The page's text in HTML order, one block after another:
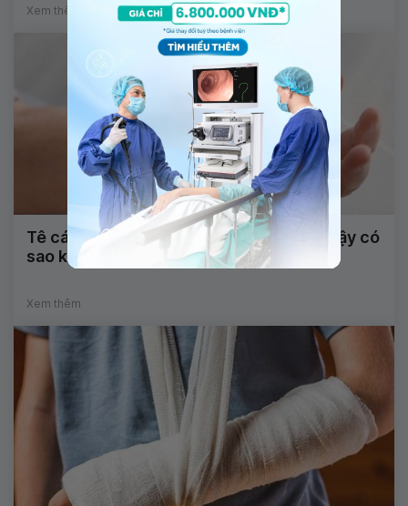
Xem thêm
Tê cánh tay kèm đau gót chân khi ngủ dậy có
sao không?
Xem thêm